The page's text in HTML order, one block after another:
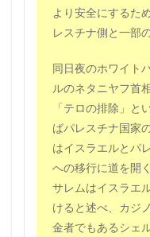
より安全にするた
レスチナ側と一部
同日夜のホワイト
ルのネタニヤフ首
「テロの排除」と
ばパレスチナ国家
はイスラエルとパ
への移行に道を開
サレムはイスラエ
けると述べ、カジ
金者でもあるシェ